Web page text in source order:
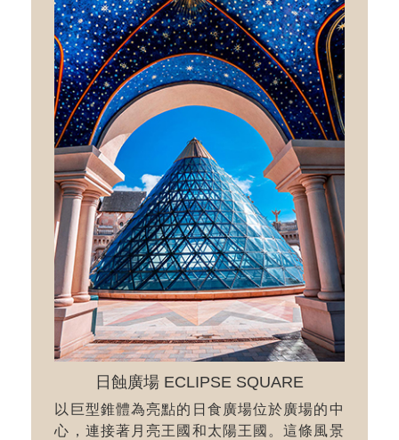
日蝕廣場 ECLIPSE SQUARE
以巨型錐體為亮點的日食廣場位於廣場的中
心，連接著月亮王國和太陽王國。這條風景